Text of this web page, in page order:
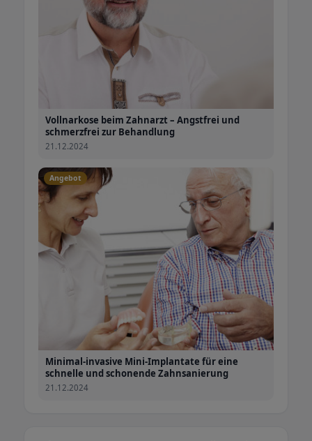
Vollnarkose beim Zahnarzt – Angstfrei und
schmerzfrei zur Behandlung
21.12.2024
Angebot
Minimal-invasive Mini-Implantate für eine
schnelle und schonende Zahnsanierung
21.12.2024